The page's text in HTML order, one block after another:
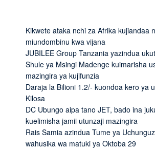
Kikwete ataka nchi za Afrika kujiandaa
miundombinu kwa vijana
JUBILEE Group Tanzania yazindua
Shule ya Msingi Madenge kuimarisha
mazingira ya kujifunzia
Daraja la Bilioni 1.2/- kuondoa kero ya
Kilosa
DC Ubungo aipa tano JET, bado ina
kuelimisha jamii utunzaji mazingira
Rais Samia azindua Tume ya
wahusika wa matuki ya Oktoba 29